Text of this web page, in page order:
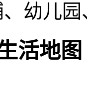
幼儿
活地图